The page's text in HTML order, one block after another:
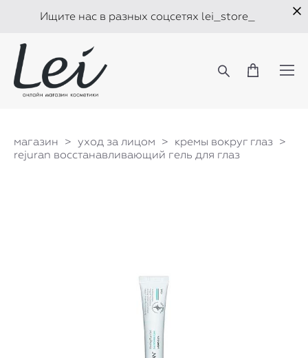
Ищите нас в разных соцсетях lei_store_
магазин > уход за лицом > кремы вокруг глаз >
rejuran восстанавливающий гель для глаз